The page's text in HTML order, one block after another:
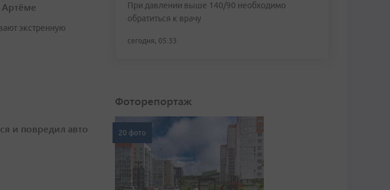
Артёме
экстренную
и повредил авто
При давлении выше 140/90 необходимо
обратиться к врачу
сегодня, 05:33
Фоторепортаж
20 фото